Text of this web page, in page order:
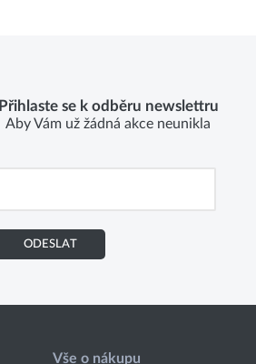
Přihlaste se k odběru newslettru
Aby Vám už žádná akce neunikla
ODESLAT
Vše o nákupu